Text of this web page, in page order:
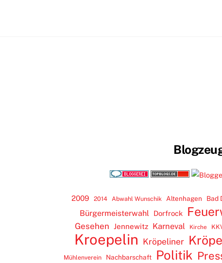
2009 2014 Abwahl Wunschik Altenhagen Bad
Bürgermeisterwahl
Dorfrock
Gesehen Jennewitz Karneval Kirche
Kroepelin Kröpeliner
Mühlenverein Nachbarschaft Politik